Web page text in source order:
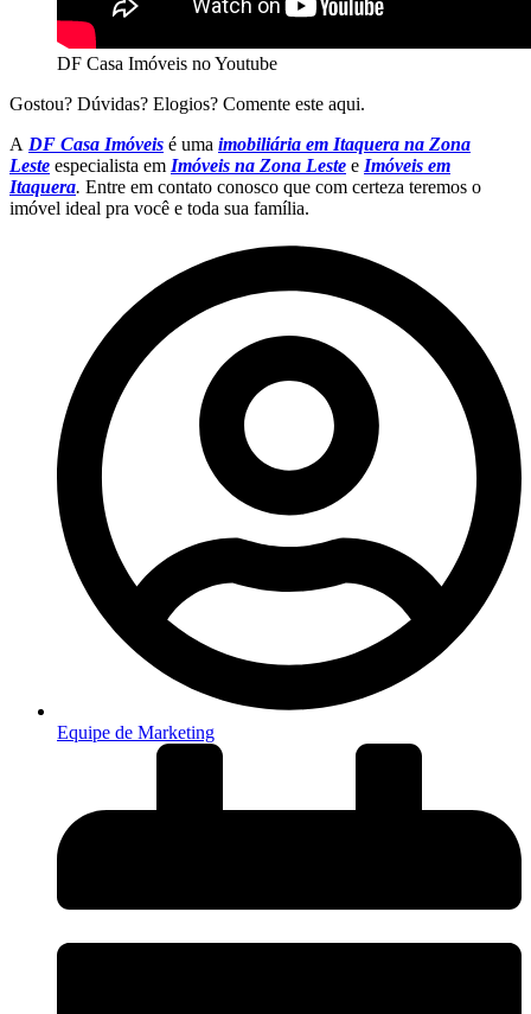
DF Casa Imóveis no Youtube
Gostou? Dúvidas? Elogios? Comente este aqui.
A DF Casa Imóveis é uma imobiliária em Itaquera na Zona
Leste especialista em Imóveis na Zona Leste e Imóveis em
Itaquera. Entre em contato conosco que com certeza teremos o
imóvel ideal pra você e toda sua família.
Equipe de Marketing